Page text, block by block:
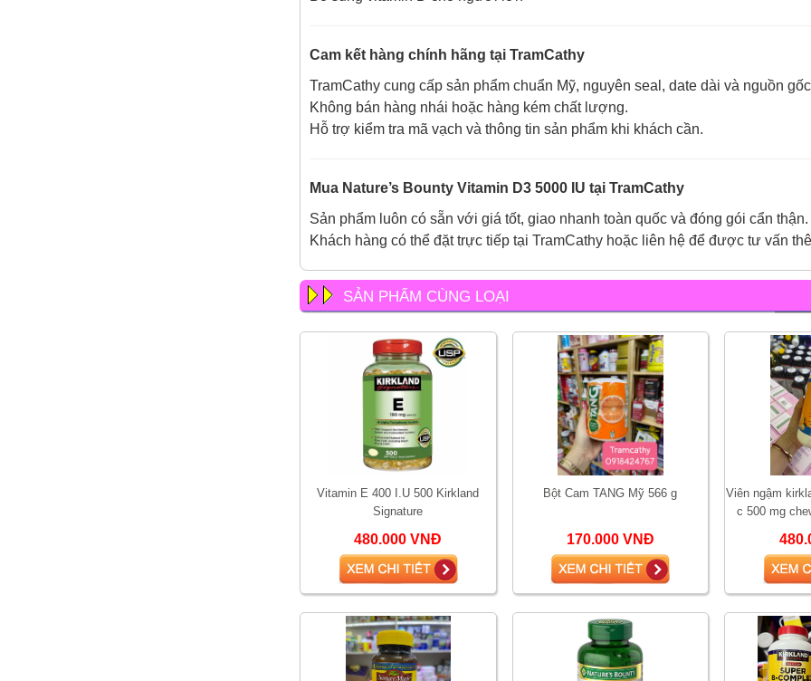
Cam kết hàng chính hãng tại TramCathy
TramCathy cung cấp sản phẩm chuẩn Mỹ, nguyên seal, date dài và nguồn
Không bán hàng nhái hoặc hàng kém chất lượng.
Hỗ trợ kiểm tra mã vạch và thông tin sản phẩm khi khách cần.
Mua Nature’s Bounty Vitamin D3 5000 IU tại TramCathy
Sản phẩm luôn có sẵn với giá tốt, giao nhanh toàn quốc và đóng gói cẩn thận.
Khách hàng có thể đặt trực tiếp tại TramCathy hoặc liên hệ để được tư vấn
SẢN PHẨM CÙNG LOẠI
Vitamin E 400 I.U 500 Kirkland
Signature
480.000 VNĐ
Bột Cam TANG Mỹ 566 g
170.000 VNĐ
Viên ngậm
c 500 mg